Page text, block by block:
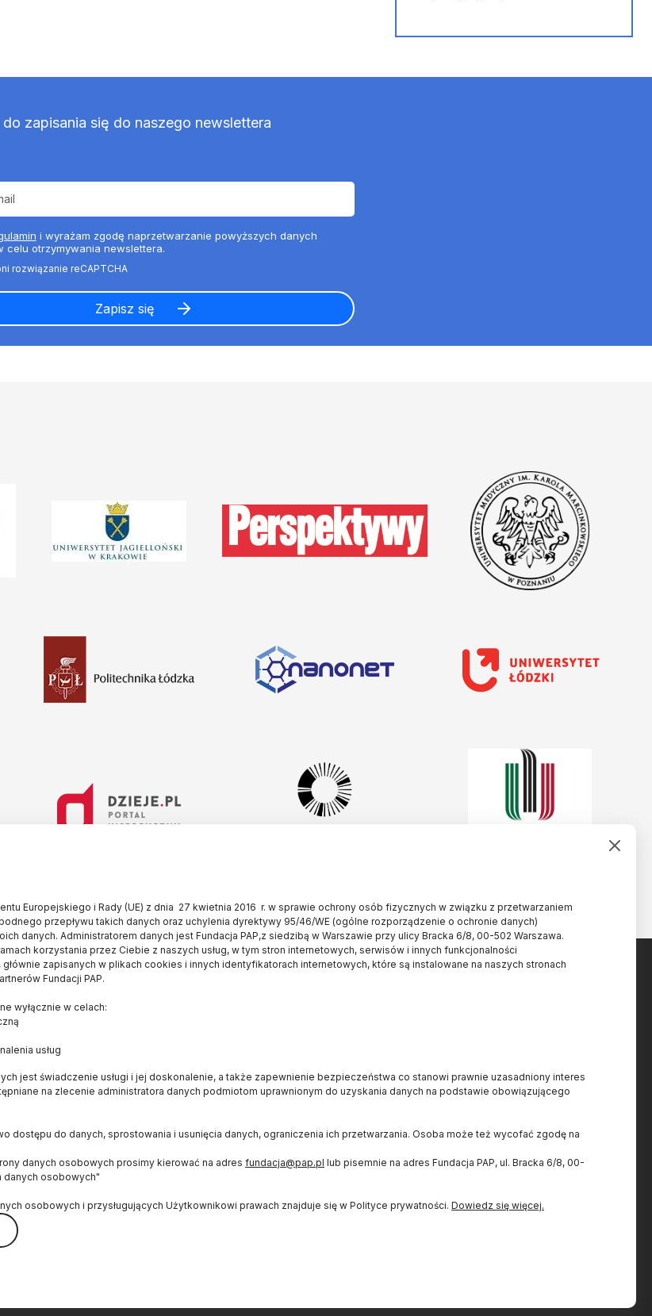
zapisania się do naszego newslettera
i wyrażam zgodę naprzetwarzanie powyższych danych
celu otrzymywania newslettera.
Europejskiego i Rady (UE) z dnia 27 kwietnia 2016 r. w sprawie ochrony osób fizycznych w związku z przetwarzaniem
przepływu takich danych oraz uchylenia dyrektywy 95/46/WE (ogólne rozporządzenie o ochronie danych)
danych. Administratorem danych jest Fundacja PAP,z siedzibą w Warszawie przy ulicy Bracka 6/8, 00-502 Warszawa.
korzystania przez Ciebie z naszych usług, w tym stron internetowych, serwisów i innych funkcjonalności
głównie zapisanych w plikach cookies i innych identyfikatorach internetowych, które są instalowane na naszych stronach
Fundacji PAP.
wyłącznie w celach:
usług
jest świadczenie usługi i jej doskonalenie, a także zapewnienie bezpieczeństwa co stanowi prawnie uzasadniony interes
na zlecenie administratora danych podmiotom uprawnionym do uzyskania danych na podstawie obowiązującego
dostępu do danych, sprostowania i usunięcia danych, ograniczenia ich przetwarzania. Osoba może też wycofać zgodę na
danych osobowych prosimy kierować na adres fundacja@pap.pl lub pisemnie na adres Fundacja PAP, ul. Bracka 6/8, 00-
danych osobowych"
osobowych i przysługujących Użytkownikowi prawach znajduje się w Polityce prywatności. Dowiedz się więcej.
dla czytelników
Nauki
Książka
strony
do pobrania
Autorzy
naukawpolsce@pap.pl
(+48 22) 509 27 07
środków budżetu państwa,
przyznanych przez Ministra
Społeczna Odpowiedzialność
Nauki II.